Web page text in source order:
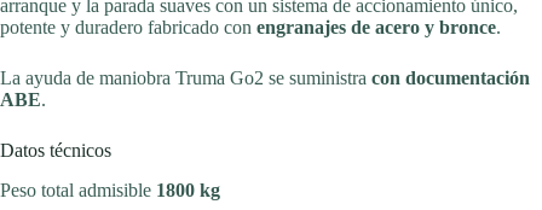
arranque y la parada suaves con un sistema de accionamiento único,
potente y duradero fabricado con engranajes de acero y bronce.
La ayuda de maniobra Truma Go2 se suministra con documentación
ABE.
Datos técnicos
Peso total admisible 1800 kg